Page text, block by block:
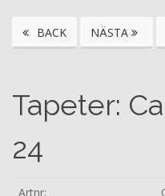
BACK NÄSTA
Tapeter:
24
Artnr: